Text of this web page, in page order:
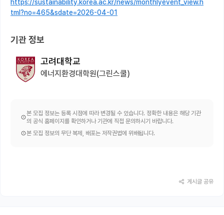
https://sustainability.korea.ac.kr/news/monthlyevent_view.h
tml?no=465&sdate=2026-04-01
기관 정보
고려대학교
에너지환경대학원(그린스쿨)
본 모집 정보는 등록 시점에 따라 변경될 수 있습니다. 정확한 내용은 해당 기관
의 공식 홈페이지를 확인하거나 기관에 직접 문의하시기 바랍니다.
본 모집 정보의 무단 복제, 배포는 저작권법에 위배됩니다.
게시글 공유